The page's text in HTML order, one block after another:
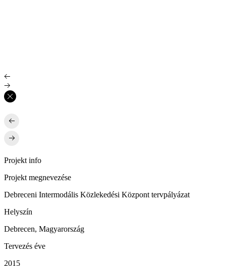
Projekt info
Projekt megnevezése
Debreceni Intermodális Közlekedési Központ tervpályázat
Helyszín
Debrecen, Magyarország
Tervezés éve
2015